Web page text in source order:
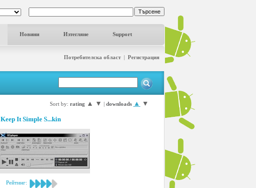
Новини Изтегляне Support
Потребителска област| Регистрация
Sort by: rating ▲ ▼ | downloads ▲ ▼
Keep It Simple S...kin
Рейтинг: